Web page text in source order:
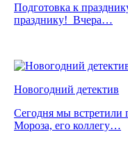
Подготовка к
празднику! Вчера…
Новогодний детектив
Сегодня мы встретили
Мороза, его коллегу…